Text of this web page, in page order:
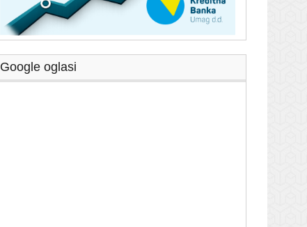
Google oglasi